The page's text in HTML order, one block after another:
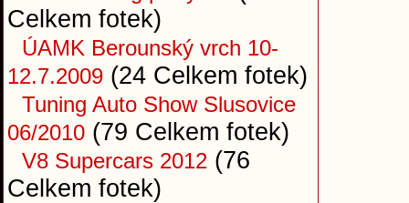
Celkem fotek)
ÚAMK Berounský vrch 10-
12.7.2009 (24 Celkem fotek)
Tuning Auto Show Slusovice
06/2010 (79 Celkem fotek)
V8 Supercars 2012 (76
Celkem fotek)